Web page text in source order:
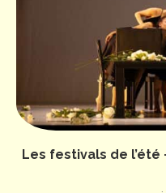
Les festivals de